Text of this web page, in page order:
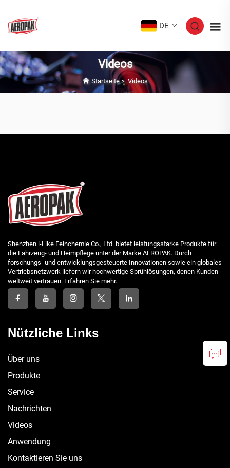
DE
Videos
Startseite>Videos
Shenzhen i-Like Feinchemie Co., Ltd. bietet leistungsstarke Produkte für
die Fahrzeug- und Heimpflege unter der Marke AEROPAK. Durch
forschungs- und entwicklungsgesteuerte Innovationen sowie ein globales
Vertriebsnetzwerk liefern wir hochwertige Sprühlösungen, denen Kunden
weltweit vertrauen. Erfahren Sie mehr.
Nützliche Links
Über uns
Produkte
Service
Nachrichten
Videos
Anwendung
Kontaktieren Sie uns